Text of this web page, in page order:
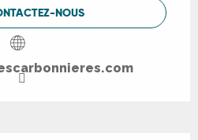
NOUS